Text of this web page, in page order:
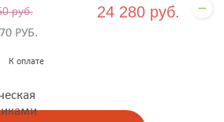
руб. 24 280 руб.
РУБ.
К оплате